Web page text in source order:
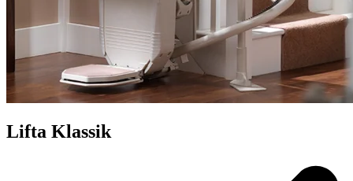
Lifta Klassik